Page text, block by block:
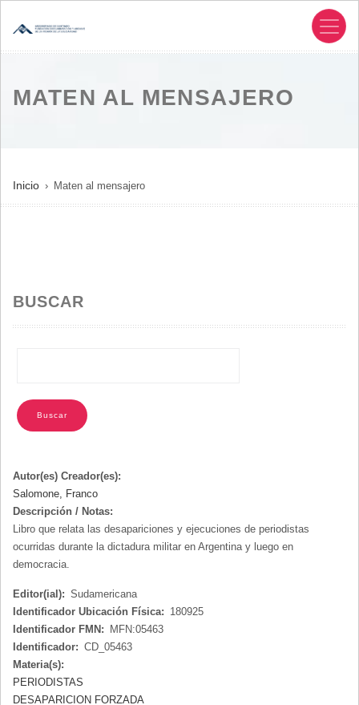
MATEN AL MENSAJERO
SOBRESCRIBIR
ENLACES
NAVEGACIÓN
Inicio Maten al mensajero
BUSCAR
Autor(es) Creador(es):
Salomone, Franco
Descripción / Notas:
Libro que relata las desapariciones y ejecuciones de periodistas
ocurridas durante la dictadura militar en Argentina y luego en
democracia.
Editor(ial): Sudamericana
Identificador Ubicación Física: 180925
Identificador FMN:
MFN:05463
Identificador: CD_05463
Materia(s):
PERIODISTAS
DESAPARICION FORZADA